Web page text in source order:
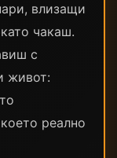
влизащи
чакаш.
с
живот:
реално